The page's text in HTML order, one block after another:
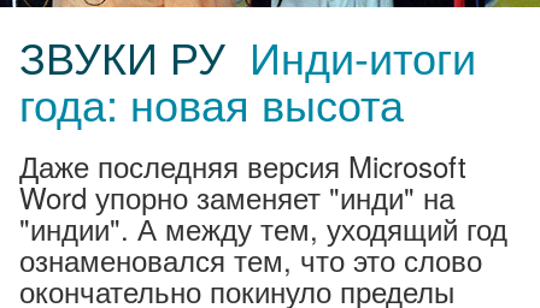
ЗВУКИ РУ Инди-итоги
года: новая высота
Даже последняя версия Microsoft
Word упорно заменяет "инди" на
"индии". А между тем, уходящий год
ознаменовался тем, что это слово
окончательно покинуло пределы